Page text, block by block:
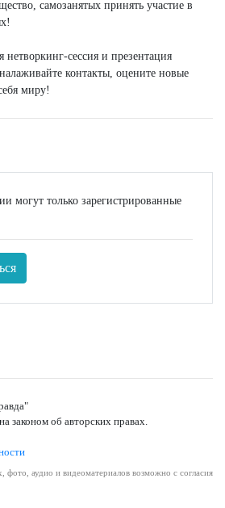
самозанятых принять участие в
нетворкинг-сессия и презентация
контакты, оцените новые
миру!
могут только зарегистрированные
законом об авторских правах.
фото, аудио и видеоматериалов возможно с согласия